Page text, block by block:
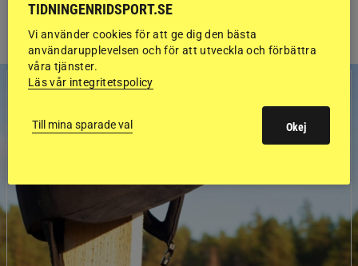
TIDNINGENRIDSPORT.SE
Vi använder cookies för att ge dig den bästa
användarupplevelsen och för att utveckla och förbättra
våra tjänster.
Läs vår integritetspolicy
Till mina sparade val Okej